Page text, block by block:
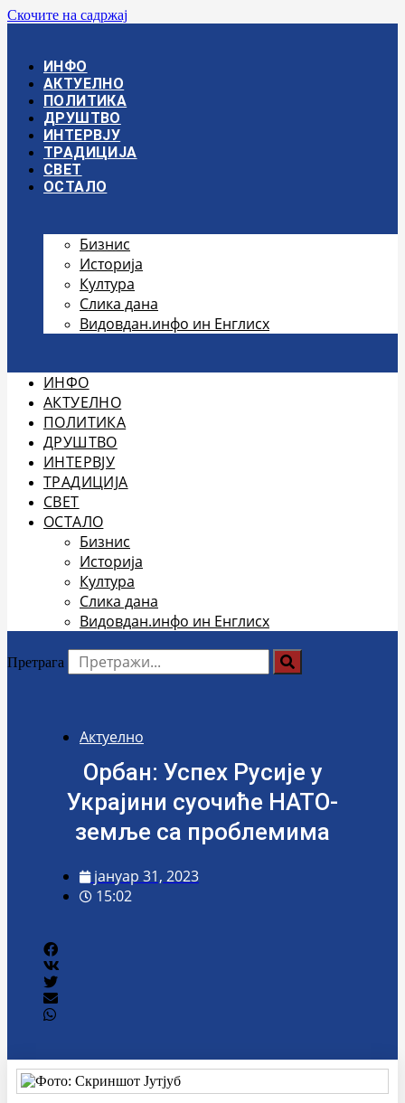
Скочите на садржај
ИНФО
АКТУЕЛНО
ПОЛИТИКА
ДРУШТВО
ИНТЕРВЈУ
ТРАДИЦИЈА
СВЕТ
ОСТАЛО
Бизнис
Историја
Култура
Слика дана
Видовдан.инфо ин Енглисх
ИНФО
АКТУЕЛНО
ПОЛИТИКА
ДРУШТВО
ИНТЕРВЈУ
ТРАДИЦИЈА
СВЕТ
ОСТАЛО
Бизнис
Историја
Култура
Слика дана
Видовдан.инфо ин Енглисх
Претрага
Актуелно
Орбан: Успех Русије у
Украјини суочиће НАТО-
земље са проблемима
јануар 31, 2023
15:02